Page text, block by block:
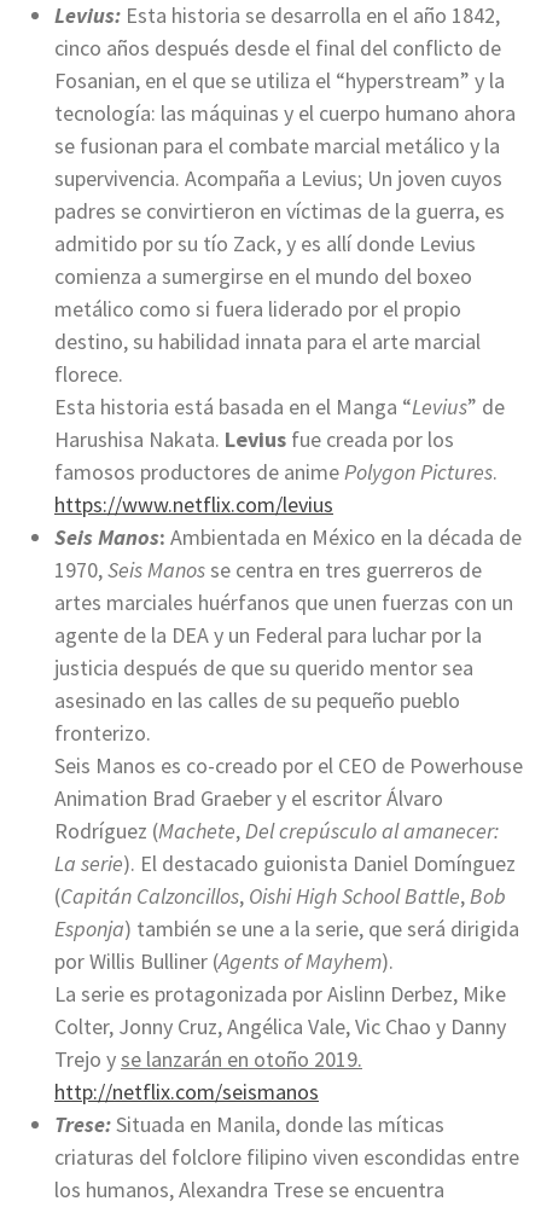
Levius: Esta historia se desarrolla en el año 1842,
cinco años después desde el final del conflicto de
Fosanian, en el que se utiliza el “hyperstream” y la
tecnología: las máquinas y el cuerpo humano ahora
se fusionan para el combate marcial metálico y la
supervivencia. Acompaña a Levius; Un joven cuyos
padres se convirtieron en víctimas de la guerra, es
admitido por su tío Zack, y es allí donde Levius
comienza a sumergirse en el mundo del boxeo
metálico como si fuera liderado por el propio
destino, su habilidad innata para el arte marcial
florece.
Esta historia está basada en el Manga “Levius” de
Harushisa Nakata. Levius fue creada por los
famosos productores de animePolygon Pictures.
https://www.netflix.com/levius
Seis Manos: Ambientada en México en la década de
1970,Seis Manosse centra en tres guerreros de
artes marciales huérfanos que unen fuerzas con un
agente de la DEA y un Federal para luchar por la
justicia después de que su querido mentor sea
asesinado en las calles de su pequeño pueblo
fronterizo.
Seis Manos es co-creado por el CEO de Powerhouse
Animation Brad Graeber y el escritor Álvaro
Rodríguez (Machete,Del crepúsculo al amanecer:
La serie). El destacado guionista Daniel Domínguez
(Capitán Calzoncillos, Oishi High School Battle,Bob
Esponja) también se une a la serie, que será dirigida
por Willis Bulliner (Agents of Mayhem).
La serie es protagonizada por Aislinn Derbez, Mike
Colter, Jonny Cruz, Angélica Vale, Vic Chao y Danny
Trejo yse lanzarán en otoño 2019.
http://netflix.com/seismanos
Trese:Situada en Manila, donde las míticas
criaturas del folclore filipino viven escondidas entre
los humanos, Alexandra Trese se encuentra